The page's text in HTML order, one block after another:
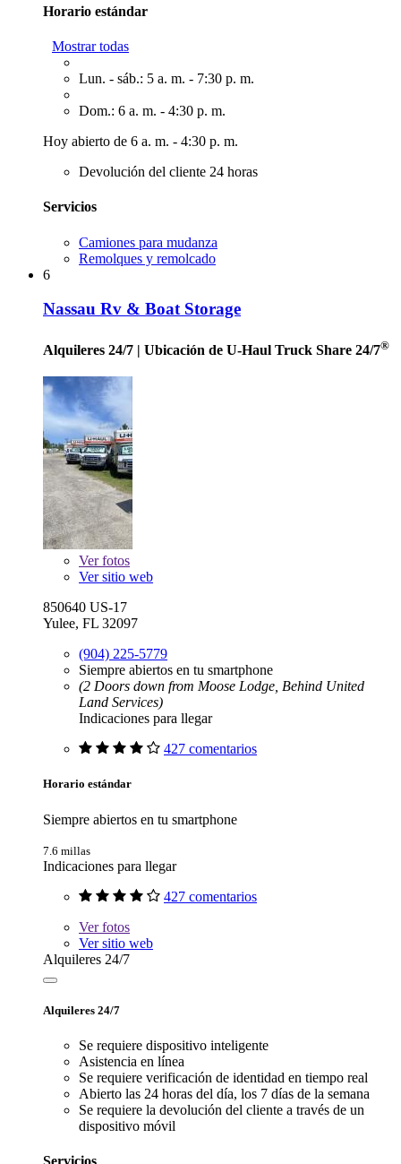
Horario estándar
Mostrar todas
Lun. - sáb.: 5 a. m. - 7:30 p. m.
Dom.: 6 a. m. - 4:30 p. m.
Hoy abierto de 6 a. m. - 4:30 p. m.
Devolución del cliente 24 horas
Servicios
Camiones para mudanza
Remolques y remolcado
6
Nassau Rv & Boat Storage
Alquileres 24/7 | Ubicación de U-Haul Truck Share 24/7®
Verfotos
Ver sitio web
850640 US-17
Yulee, FL 32097
(904) 225-5779
Siempre abiertos en tu smartphone
(2 Doors down from Moose Lodge, Behind United
Land Services)
Indicaciones para llegar
427 comentarios
Horario estándar
Siempre abiertos en tu smartphone
7.6 millas
Indicaciones para llegar
427 comentarios
Verfotos
Ver sitio web
Alquileres 24/7
Alquileres 24/7
Se requiere dispositivo inteligente
Asistencia en línea
Se requiere verificación de identidad en tiempo real
Abierto las 24 horas del día, los 7 días de la semana
Se requiere la devolución del cliente a través de un
dispositivo móvil